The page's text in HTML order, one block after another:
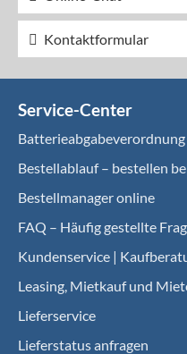
Kontaktformular
Service-Center
Batterieabgabeverordnung
Bestellablauf – bestellen
Bestellmanager online
FAQ – Häufig gestellte
Kundenservice |
Leasing, Mietkauf und
Lieferservice
Lieferstatus anfragen